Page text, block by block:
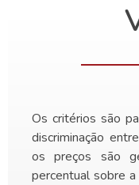
Os critérios são
discriminação
os preços são
percentual sobre